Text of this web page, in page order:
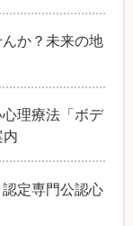
か？未来の地
理療法「ボデ
定専門公認心